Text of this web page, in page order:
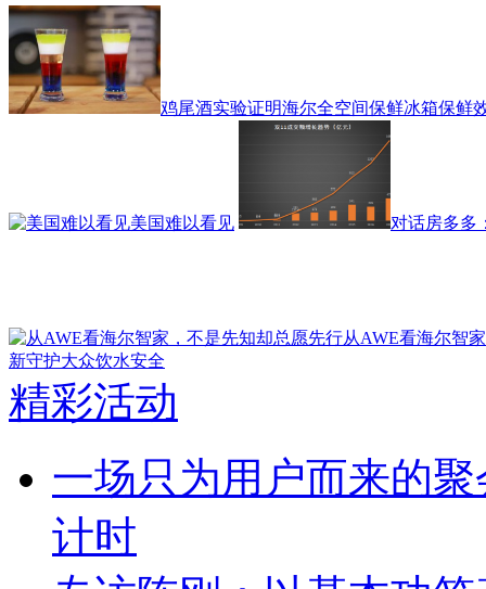
鸡尾酒实验证明海尔全空间保鲜冰箱保鲜
美国难以看见 对话房多多
从AWE看海尔智
新守护大众饮水安全
精彩活动
一场只为用户而来的
计时